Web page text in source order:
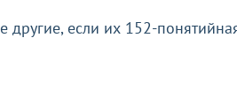
другие, если их 152-